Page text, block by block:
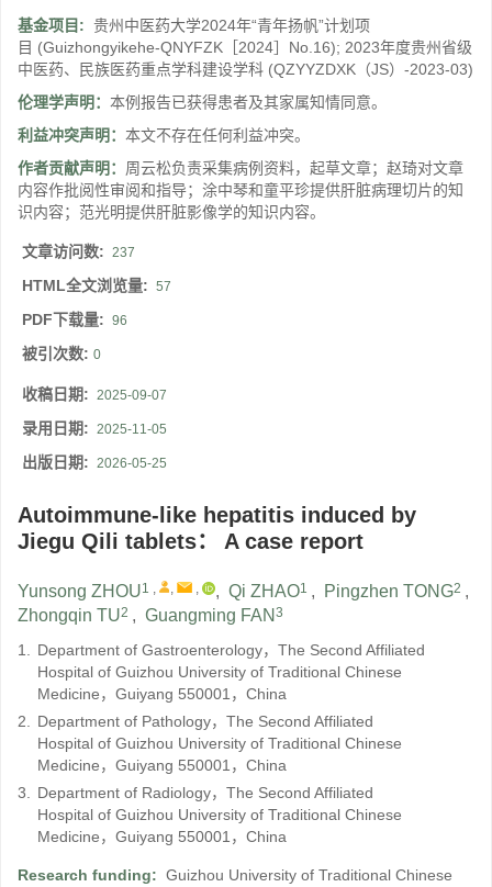
基金项目: 贵州中医药大学2024年“青年扬帆”计划项
目 (Guizhongyikehe-QNYFZK［2024］No.16); 2023年度贵州省级
中医药、民族医药重点学科建设学科 (QZYYZDXK（JS）-2023-03)
伦理学声明： 本例报告已获得患者及其家属知情同意。
利益冲突声明： 本文不存在任何利益冲突。
作者贡献声明： 周云松负责采集病例资料，起草文章；赵琦对文章
内容作批阅性审阅和指导；涂中琴和童平珍提供肝脏病理切片的知
识内容；范光明提供肝脏影像学的知识内容。
文章访问数: 237
HTML全文浏览量: 57
PDF下载量: 96
被引次数: 0
收稿日期: 2025-09-07
录用日期: 2025-11-05
出版日期: 2026-05-25
Autoimmune-like hepatitis induced by
Jiegu Qili tablets： A case report
Yunsong ZHOU1 , , , , Qi ZHAO1 , Pingzhen TONG2 ,
Zhongqin TU2 , Guangming FAN 3
1. Department of Gastroenterology，The Second Affiliated
Hospital of Guizhou University of Traditional Chinese
Medicine，Guiyang 550001，China
2. Department of Pathology，The Second Affiliated
Hospital of Guizhou University of Traditional Chinese
Medicine，Guiyang 550001，China
3. Department of Radiology，The Second Affiliated
Hospital of Guizhou University of Traditional Chinese
Medicine，Guiyang 550001，China
Research funding: Guizhou University of Traditional Chinese